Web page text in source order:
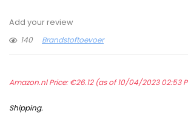
Add your review
140
Brandstoftoevoer
Amazon.nl Price:€26.12(as of 10/04/2023 02:53
Shipping.